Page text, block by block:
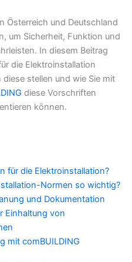
Österreich und Deutschland
um Sicherheit, Funktion und
In diesem Beitrag
die Elektroinstallation
stellen und wie Sie mit
diese Vorschriften
können.
für die Elektroinstallation?
Normen so wichtig?
und Dokumentation
Einhaltung von
mit comBUILDING